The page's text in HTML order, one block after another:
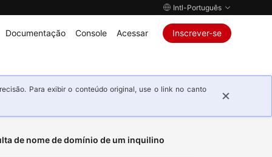
Intl-Português
Documentação Console Acessar Inscrever-se
Para exibir o conteúdo original, use o link no canto
de nome de domínio de um inquilino